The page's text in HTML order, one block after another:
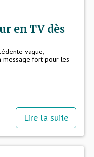
en TV dès
vague,
message fort pour les
Lire la suite